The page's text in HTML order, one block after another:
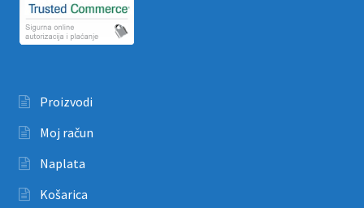
Proizvodi
Moj račun
Naplata
Košarica